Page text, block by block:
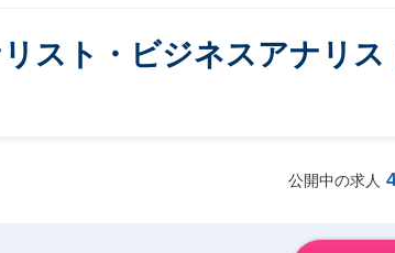
スト・ビジネスアナリ
公開中の求人